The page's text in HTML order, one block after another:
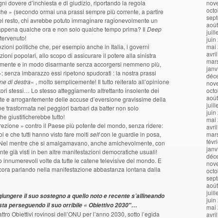
dovere d’inchiesta e di giudizio, riportando la regola
» (secondo ormai una prassi sempre più corrente, a partire
resto, chi avrebbe potuto immaginare ragionevolmente un
qualche ora e non solo qualche tempo prima? Il Deep
politiche che, per esempio anche in Italia, i governi
popolari, allo scopo di assicurare il potere alla sinistra
e in modo disarmante senza accorgersi nemmeno più,
senza imbarazzo essi ripetono spudorati : la nostra prassi
di destra« , molto semplicemente! Il tutto reiterato all’opinione
stessi… Lo stesso atteggiamento altrettanto insolente dei
e arrogantemente delle accuse d’eversione gravissime della
trasformata nei peggiori barbari da batter non solo
giustificherebbe tutto!
» contro il Paese più potente del mondo, senza ridere:
e che tutti hanno visto fare molti selfcon le guardie in posa,
mentre che si amalgamavano, anche amichevolmente, con
già visti in ben altre manifestazioni democratiche usuali!
innumerevoli volte da tutte le catene televisive del mondo. E
parlando nella manifestazione abbastanza lontana dalla
il suo sostegno a quello noto e recente s’allineando
perseguendo il suo orribile « Obiettivo 2030″…
Obiettivi rovinosi dell’ONU per l’anno 2030, sotto l’egida
juin
mai
juin
mai
juin
mai